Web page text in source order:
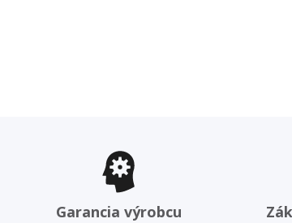
Garancia výrobcu